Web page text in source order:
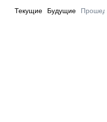
Текущие Будущие